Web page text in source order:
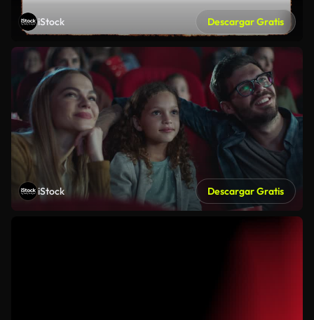
iStock Descargar Gratis
iStock Descargar Gratis